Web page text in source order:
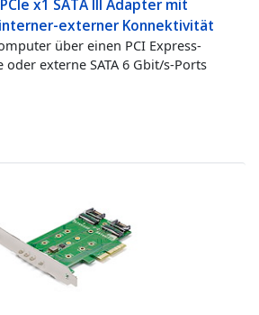
x1 SATA III Adapter mit
externer Konnektivität
über einen PCI Express-
externe SATA 6 Gbit/s-Ports